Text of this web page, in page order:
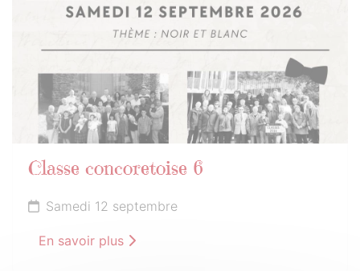
Classe concoretoise 6
Samedi 12 septembre
En savoir plus